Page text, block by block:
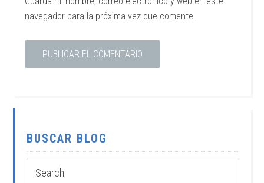
navegador para la próxima vez que comente.
BUSCAR BLOG